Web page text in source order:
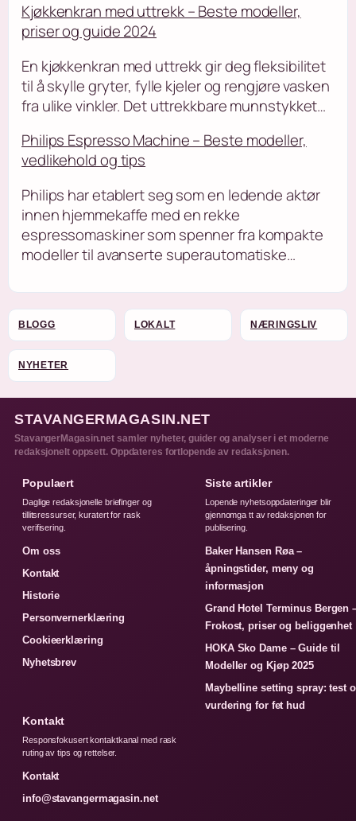
Kjøkkenkran med uttrekk – Beste modeller,
priser og guide 2024
En kjøkkenkran med uttrekk gir deg fleksibilitet
til å skylle gryter, fylle kjeler og rengjøre vasken
fra ulike vinkler. Det uttrekkbare munnstykket…
Philips Espresso Machine – Beste modeller,
vedlikehold og tips
Philips har etablert seg som en ledende aktør
innen hjemmekaffe med en rekke
espressomaskiner som spenner fra kompakte
modeller til avanserte superautomatiske…
BLOGG LOKALT NÆRINGSLIV
NYHETER
STAVANGERMAGASIN.NET
StavangerMagasin.net samler nyheter, guider og analyser i et moderne
redaksjonelt oppsett. Oppdateres fortlopende av redaksjonen.
Populaert
Daglige redaksjonelle briefinger og
tillitsressurser, kuratert for rask
verifisering.
Om oss
Kontakt
Historie
Personvernerklæring
Cookieerklæring
Nyhetsbrev
Siste artikler
Lopende nyhetsoppdateringer blir
gjennomga tt av redaksjonen for
publisering.
Baker Hansen Røa –
åpningstider, meny og
informasjon
Grand Hotel Terminus Bergen
Frokost, priser og beliggenhet
HOKA Sko Dame – Guide til
Modeller og Kjøp 2025
Maybelline setting spray: test
vurdering for fet hud
Kontakt
Responsfokusert kontaktkanal med rask
ruting av tips og rettelser.
Kontakt
info@stavangermagasin.net